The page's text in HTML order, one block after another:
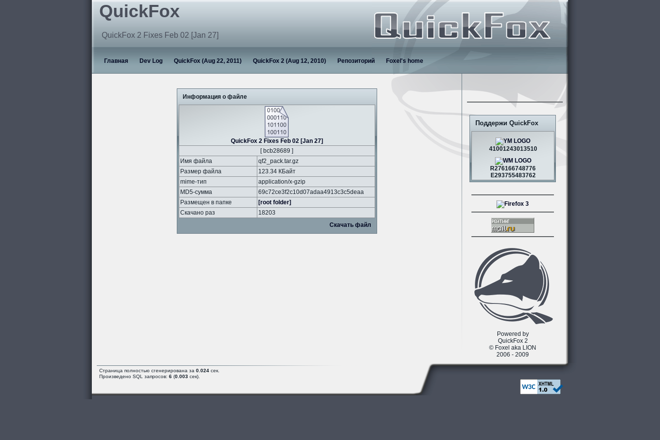
QuickFox
QuickFox 2 Fixes Feb 02 [Jan 27]
Главная Dev Log QuickFox (Aug 22, 2011) QuickFox 2 (Aug 12, 2010) Репозиторий Foxel's home
Информация о файле
QuickFox 2 Fixes Feb 02 [Jan 27]
[ bcb28689 ]
Имя файла
qf2_pack.tar.gz
Размер файла
123.34 КБайт
mime-тип
application/x-gzip
MD5-сумма
69c72ce3f2c10d07adaa4913c3c5deaa
Размещен в папке
[root folder]
Скачано раз
18203
Скачать файл
Поддержи QuickFox
41001243013510
R276166748776
E293755483762
Powered by
QuickFox 2
© Foxel aka LION
2006 - 2009
Страница полностью сгенерирована за 0.024 сек.
Произведено SQL запросов: 6 (0.003 сек).